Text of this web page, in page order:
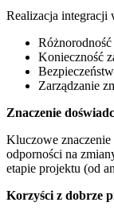
Realizacja integracji
Konieczność
Zarządzanie
Znaczenie
Kluczowe znaczenie
odporności na
etapie projektu (od
Korzyści z dobrze